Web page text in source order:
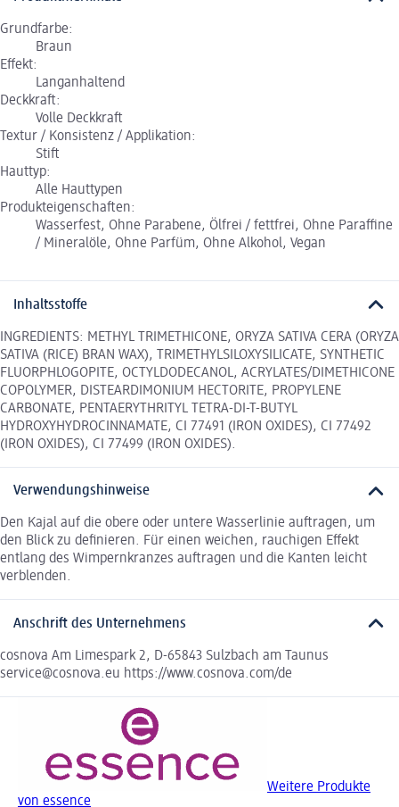
Grundfarbe:
Braun
Effekt:
Langanhaltend
Deckkraft:
Volle Deckkraft
Textur / Konsistenz / Applikation:
Stift
Hauttyp:
Alle Hauttypen
Produkteigenschaften:
Wasserfest, Ohne Parabene, Ölfrei / fettfrei, Ohne Paraffine
/ Mineralöle, Ohne Parfüm, Ohne Alkohol, Vegan
Inhaltsstoffe
INGREDIENTS: METHYL TRIMETHICONE, ORYZA SATIVA CERA (ORYZA
SATIVA (RICE) BRAN WAX), TRIMETHYLSILOXYSILICATE, SYNTHETIC
FLUORPHLOGOPITE, OCTYLDODECANOL, ACRYLATES/DIMETHICONE
COPOLYMER, DISTEARDIMONIUM HECTORITE, PROPYLENE
CARBONATE, PENTAERYTHRITYL TETRA-DI-T-BUTYL
HYDROXYHYDROCINNAMATE, CI 77491 (IRON OXIDES), CI 77492
(IRON OXIDES), CI 77499 (IRON OXIDES).
Verwendungshinweise
Den Kajal auf die obere oder untere Wasserlinie auftragen, um
den Blick zu definieren. Für einen weichen, rauchigen Effekt
entlang des Wimpernkranzes auftragen und die Kanten leicht
verblenden.
Anschrift des Unternehmens
cosnova Am Limespark 2, D-65843 Sulzbach am Taunus
service@cosnova.eu https://www.cosnova.com/de
Weitere Produkte
von essence